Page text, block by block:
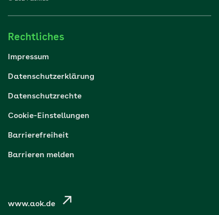
Reisen
Wohlbefinden
Digital gesund
Rechtliches
Impressum
Datenschutzerklärung
Datenschutzrechte
Cookie-Einstellungen
Barrierefreiheit
Barrieren melden
www.aok.de